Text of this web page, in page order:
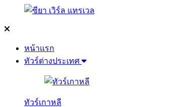
หน้าแรก
ทัวร์ต่างประเทศ
ทัวร์เกาหลี